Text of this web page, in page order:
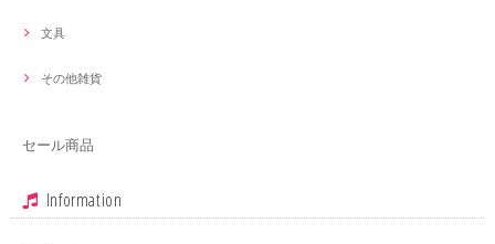
文具
その他雑貨
セール商品
Information